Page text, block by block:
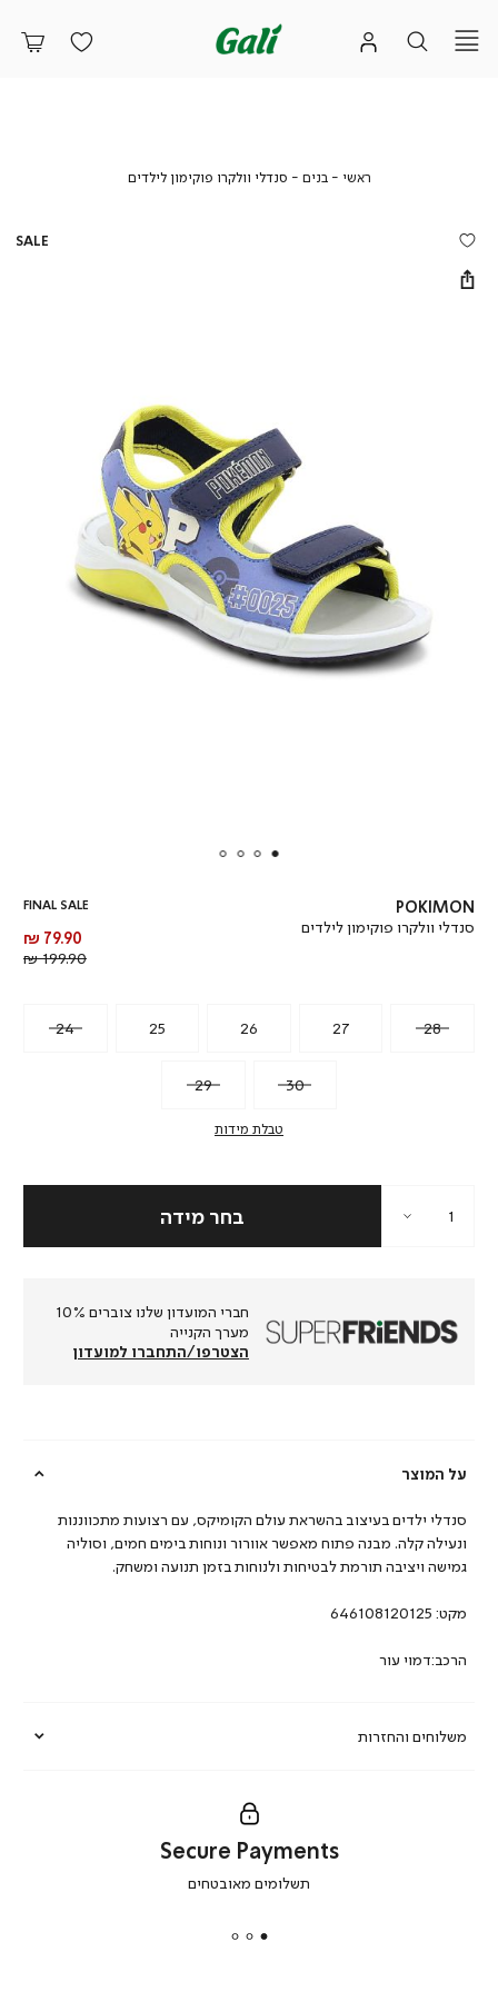
ראשי ראשיבנים בניםסנדלי וולקרו פוקימון לילדיםסנדלי
POKIMON
סנדלי וולקרו פוקימון לילדים
FINAL SALE
מחיר
מוצר
79.90 ₪
199.90 ₪
24 25 26 27 28
29 30
טבלת מידות
חברי המועדון שלנו צוברים 10%
מערך הקנייה
הצטרפו/התחברו למועדון
על המוצר
משלוחים והחזרות
סנדלי ילדים בעיצוב בהשראת עולם הקומיקס, עם רצועות מתכווננות
ונעילה קלה. מבנה פתוח מאפשר אוורור ונוחות בימים חמים, וסוליה
גמישה ויציבה תורמת לבטיחות ולנוחות בזמן תנועה ומשחק.
מקט: 646108120125
הרכב:דמוי עור
secure
|
Secure Payments
תשלומים מאובטחים
SALE